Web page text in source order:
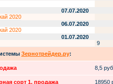
07.07.2020
2020
06.07.2020
2020
01.07.2020
9
Зернотрейдер.ру:
8,5
сорт 1, продажа
18950